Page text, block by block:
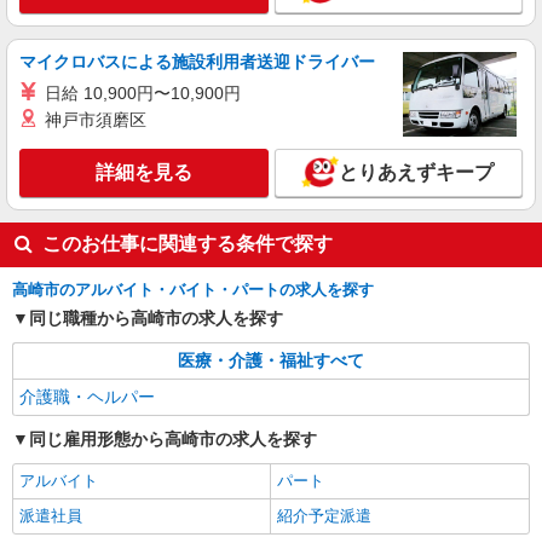
介護スタッフ／資格あり or 経験者
時給1,330円〜1,400円 ◆無資格・経験者：時
給1,330円〜 ◆初任者研修・未経験：時給1,330
円〜 ◆初任者研修・経験者：時給1,350円〜 ◆介
給与幅は経験・能力による ★週払いOK（規定あ
り）
群馬県高崎市 【最寄駅】高崎問屋町駅 ★勤務
地は3000ヶ所以上★ 自宅から通いやすいエリアな
ど、お好きな勤務地をお選び下さい！！
詳細を見る
派遣社員
株式会社kotrio /●TK-H-1602928
高崎市／面接なし！シニア向け住宅STAFF◎
お仕事は見守りなど
時給1500円〜2125円 ＜日払い有/週払い有/交
通費全支給(ガソリン代含む)＞
マイクロバスによる施設利用者送迎ドライバー
日給 10,900円〜10,900円
神戸市須磨区
詳細を見る とりあえずキープ
このお仕事に関連する条件で探す
高崎市のアルバイト・バイト・パートの求人を探す
同じ職種から高崎市の求人を探す
医療・介護・福祉すべて
介護職・ヘルパー
同じ雇用形態から高崎市の求人を探す
アルバイト
パート
派遣社員
紹介予定派遣